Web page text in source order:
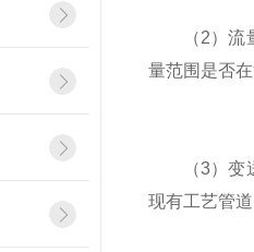
（2）流量
量范围是否
（3）变送
现有工艺管